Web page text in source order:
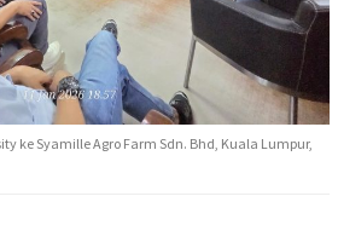
ke Syamille Agro Farm Sdn. Bhd, Kuala Lumpur,